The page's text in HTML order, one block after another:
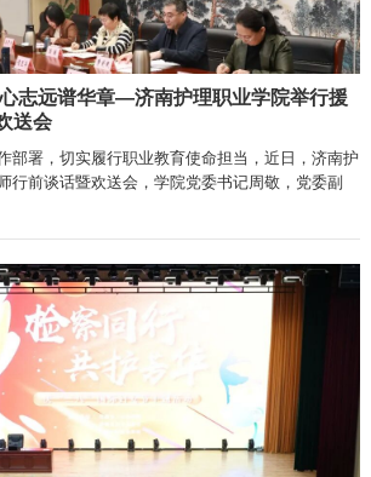
志远谱华章—济南护理职业学院举行援
送会
部署，切实履行职业教育使命担当，近日，济南护
行前谈话暨欢送会，学院党委书记周敬，党委副